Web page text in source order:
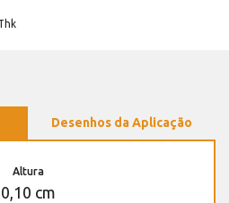
Desenhos da Aplicação
Altura
0,10 cm